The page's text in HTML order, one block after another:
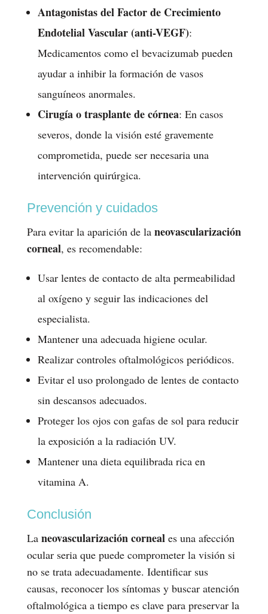
Antagonistas del Factor de Crecimiento
Endotelial Vascular (anti-VEGF):
Medicamentos como el bevacizumab pueden
ayudar a inhibir la formación de vasos
sanguíneos anormales.
Cirugía o trasplante de córnea: En casos
severos, donde la visión esté gravemente
comprometida, puede ser necesaria una
intervención quirúrgica.
Prevención y cuidados
Para evitar la aparición de la neovascularización
corneal, es recomendable:
Usar lentes de contacto de alta permeabilidad
al oxígeno y seguir las indicaciones del
especialista.
Mantener una adecuada higiene ocular.
Realizar controles oftalmológicos periódicos.
Evitar el uso prolongado de lentes de contacto
sin descansos adecuados.
Proteger los ojos con gafas de sol para reducir
la exposición a la radiación UV.
Mantener una dieta equilibrada rica en
vitamina A.
Conclusión
La neovascularización corneales una afección
ocular seria que puede comprometer la visión si
no se trata adecuadamente. Identificar sus
causas, reconocer los síntomas y buscar atención
oftalmológica a tiempo es clave para preservar la